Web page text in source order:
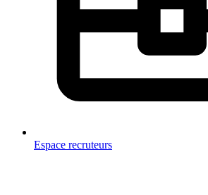
Espace recruteurs